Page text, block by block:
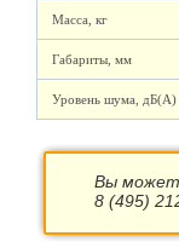
Масса, кг
Габариты, мм
Уровень шума, дБ(А)
Вы
8 (495)